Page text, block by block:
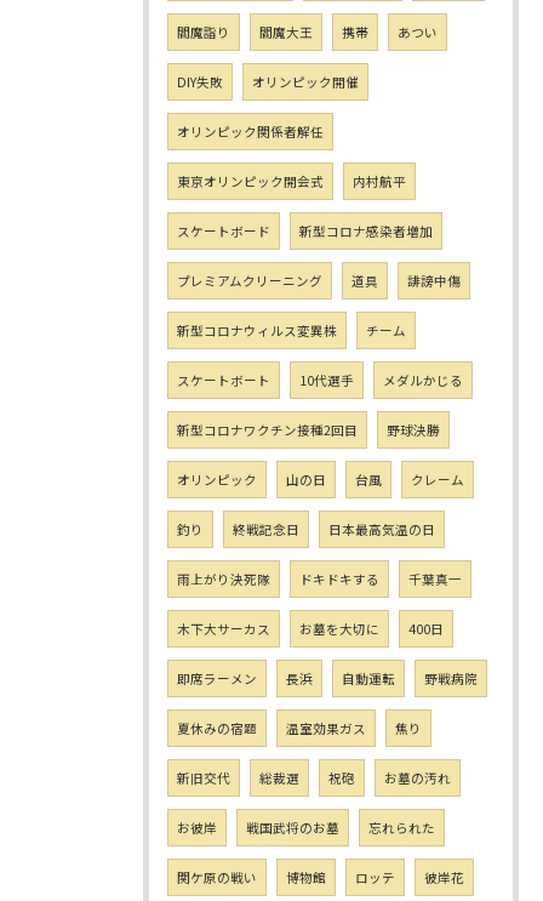
閻魔詣り 閻魔大王 携帯 あつい
DIY失敗 オリンピック開催
オリンピック関係者解任
東京オリンピック開会式 内村航平
スケートボード 新型コロナ感染者増加
プレミアムクリーニング 道具 誹謗中傷
新型コロナウィルス変異株 チーム
スケートボート 10代選手 メダルかじる
新型コロナワクチン接種2回目 野球決勝
オリンピック 山の日 台風 クレーム
釣り 終戦記念日 日本最高気温の日
雨上がり決死隊 ドキドキする 千葉真一
木下大サーカス お墓を大切に 400日
即席ラーメン 長浜 自動運転 野戦病院
夏休みの宿題 温室効果ガス 焦り
新旧交代 総裁選 祝砲 お墓の汚れ
お彼岸 戦国武将のお墓 忘れられた
関ケ原の戦い 博物館 ロッテ 彼岸花